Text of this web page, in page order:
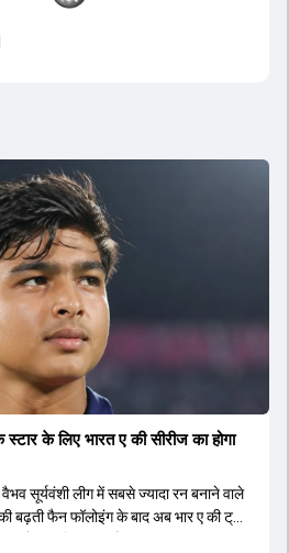
के लिए भारत ए की सीरीज का होगा
सूर्यवंशी लीग में सबसे ज्यादा रन बनाने वाले
फैन फॉलोइंग के बाद अब भार ए की ट्राई
फैसला लिया गया है.